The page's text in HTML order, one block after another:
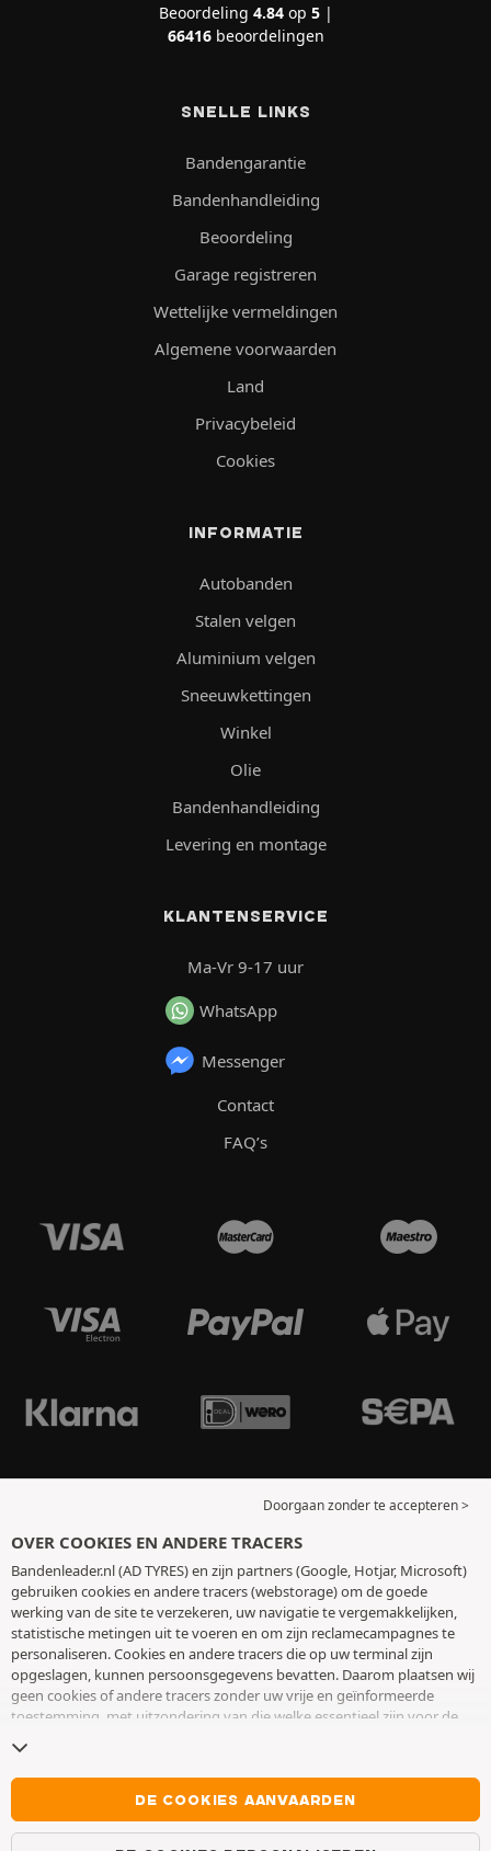
Beoordeling 4.84op 5|
66416beoordelingen
SNELLE LINKS
Bandengarantie
Bandenhandleiding
Beoordeling
Garage registreren
Wettelijke vermeldingen
Algemene voorwaarden
Land
Privacybeleid
Cookies
INFORMATIE
Autobanden
Stalen velgen
Aluminium velgen
Sneeuwkettingen
Winkel
Olie
Bandenhandleiding
Levering en montage
KLANTENSERVICE
Ma-Vr 9-17 uur
WhatsApp
Messenger
Contact
FAQ’s
Doorgaan zonder te accepteren >
OVER COOKIES EN ANDERE TRACERS
Bandenleader.nl (AD TYRES) en zijn partners (Google, Hotjar, Microsoft)
gebruiken cookies en andere tracers (webstorage) om de goede
werking van de site te verzekeren, uw navigatie te vergemakkelijken,
statistische metingen uit te voeren en om zijn reclamecampagnes te
personaliseren. Cookies en andere tracers die op uw terminal zijn
opgeslagen, kunnen persoonsgegevens bevatten. Daarom plaatsen wij
geen cookies of andere tracers zonder uw vrije en geïnformeerde
toestemming, met uitzondering van die welke essentieel zijn voor de
toestemming op elk moment intrekken door naar de pagina over
cookies en andere tracerste gaan. U kunt ervoor kiezen om verder te
surfen zonder het deponeren van cookies of andere tracers te
aanvaarden. Weigering verhindert de toegang tot diensten niet AD
TYRES. Voor meer informatie,
DE COOKIES AANVAARDEN